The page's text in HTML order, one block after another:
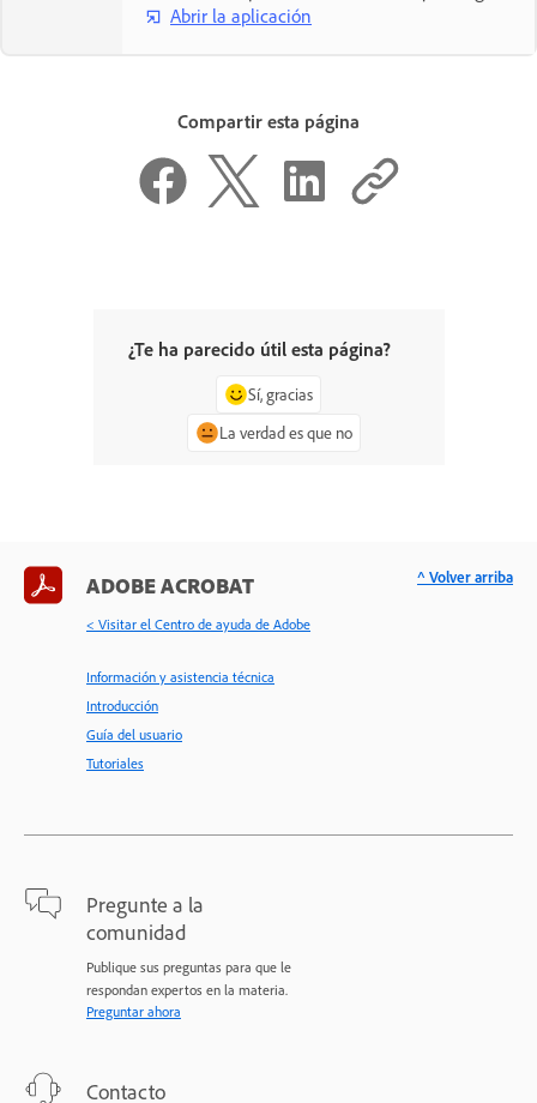
Abrir la aplicación
Compartir esta página
¿Te ha parecido útil esta página?
Sí, gracias
La verdad es que no
ADOBE ACROBAT
< Visitar el Centro de ayuda de Adobe
Información y asistencia técnica
Introducción
Guía del usuario
Tutoriales
Pregunte a la
comunidad
Publique sus preguntas para que le
respondan expertos en la materia.
Preguntar ahora
Contacto
^ Volver arriba